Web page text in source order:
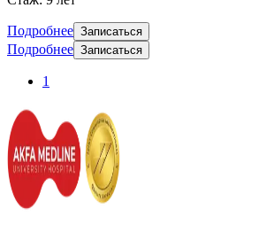
Подробнее Записаться
Подробнее Записаться
1